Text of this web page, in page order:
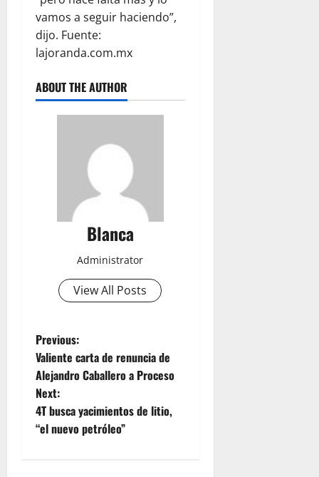
vamos a seguir haciendo”,
dijo. Fuente:
lajoranda.com.mx
ABOUT THE AUTHOR
Blanca
Administrator
View All Posts
P
o
s
t
Previous:
Valiente carta de renuncia de
Alejandro Caballero a Proceso
Next:
4T busca yacimientos de litio,
“el nuevo petróleo”